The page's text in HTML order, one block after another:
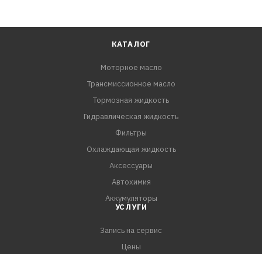
КАТАЛОГ
Моторное масло
Трансмиссионное масло
Тормозная жидкость
Гидравлическая жидкость
Фильтры
Охлаждающая жидкость
Аксессуары
Автохимия
Аккумуляторы
УСЛУГИ
Запись на сервис
Цены